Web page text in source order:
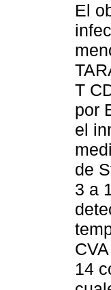
El
T
por
el
de
3 a
14